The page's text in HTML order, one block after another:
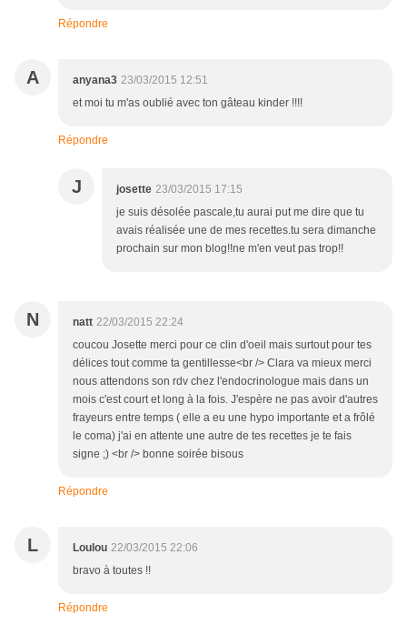
Répondre
A anyana3 23/03/2015 12:51
et moi tu m'as oublié avec ton gâteau kinder !!!!
Répondre
J josette 23/03/2015 17:15
je suis désolée pascale,tu aurai put me dire que tu
avais réalisée une de mes recettes.tu sera dimanche
prochain sur mon blog!!ne m'en veut pas trop!!
N natt 22/03/2015 22:24
coucou Josette merci pour ce clin d'oeil mais surtout pour tes
délices tout comme ta gentillesse<br /> Clara va mieux merci
nous attendons son rdv chez l'endocrinologue mais dans un
mois c'est court et long à la fois. J'espère ne pas avoir d'autres
frayeurs entre temps ( elle a eu une hypo importante et a frôlé
le coma) j'ai en attente une autre de tes recettes je te fais
signe ;) <br /> bonne soirée bisous
Répondre
L Loulou 22/03/2015 22:06
bravo à toutes !!
Répondre